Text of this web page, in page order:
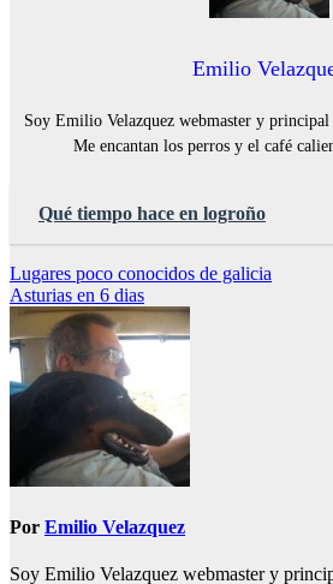
Emilio
Soy Emilio Velazquez webmaster y principal
Me encantan los perros y el café
Qué tiempo hace en logroño
Navegación
de
entradas
Lugares poco conocidos de galicia
Asturias en 6 dias
Por Emilio Velazquez
Soy Emilio Velazquez webmaster y